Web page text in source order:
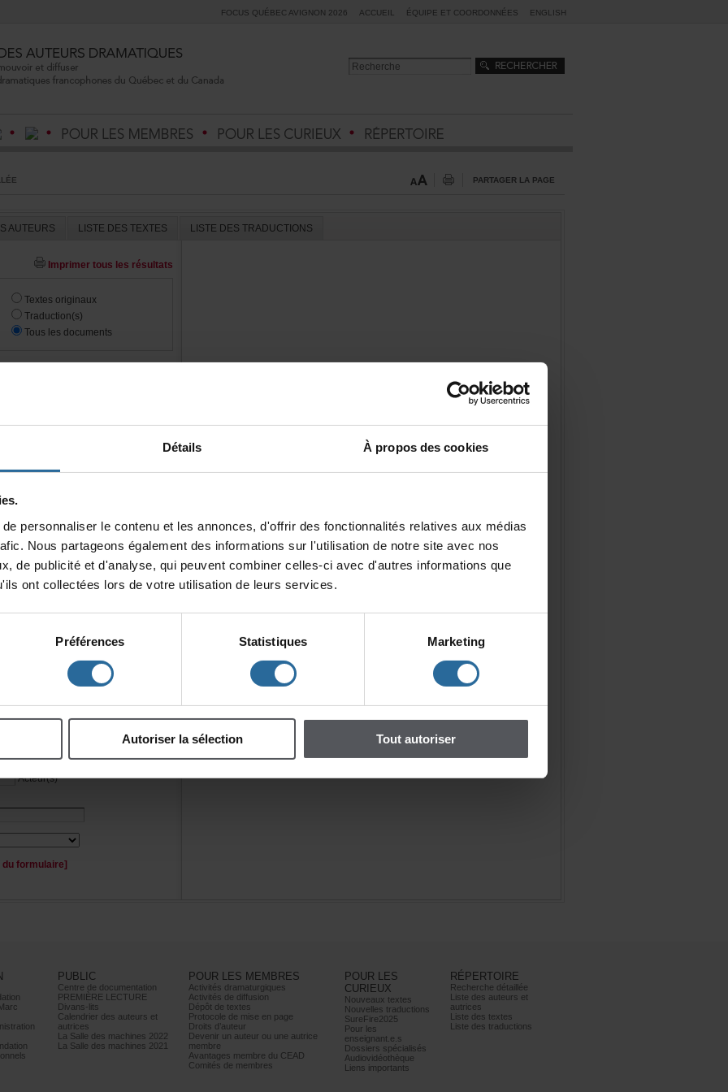
Détails Àproposdescookies
ciavecd'autresinformationsque
Préférences Statistiques Marketing
Autoriserlasélection Toutautoriser
FOCUSQUÉBECAVIGNON2026 ACCUEIL ÉQUIPEETCOORDONNÉES ENGLISH
PARTAGERLAPAGE
LISTEDESTEXTES LISTEDESTRADUCTIONS
Imprimertouslesrésultats
Textesoriginaux
Traduction(s)
Touslesdocuments
Enfants
Personnage(s)
Acteur(s)
PUBLIC
Centrededocumentation
PREMIÈRELECTURE
Divans-lits
Calendrierdesauteurset
autrices
LaSalledesmachines2022
LaSalledesmachines2021
POURLESMEMBRES
Activitésdramaturgiques
Activitésdediffusion
Dépôtdetextes
Protocoledemiseenpage
Droitsd’auteur
Devenirunauteurouuneautrice
membre
AvantagesmembreduCEAD
Comitésdemembres
POURLES
CURIEUX
Nouveauxtextes
Nouvellestraductions
SureFire2025
Pourles
enseignant.e.s
Dossiersspécialisés
Audiovidéothèque
Liensimportants
RÉPERTOIRE
Recherchedétaillée
Listedesauteurset
autrices
Listedestextes
Listedestraductions